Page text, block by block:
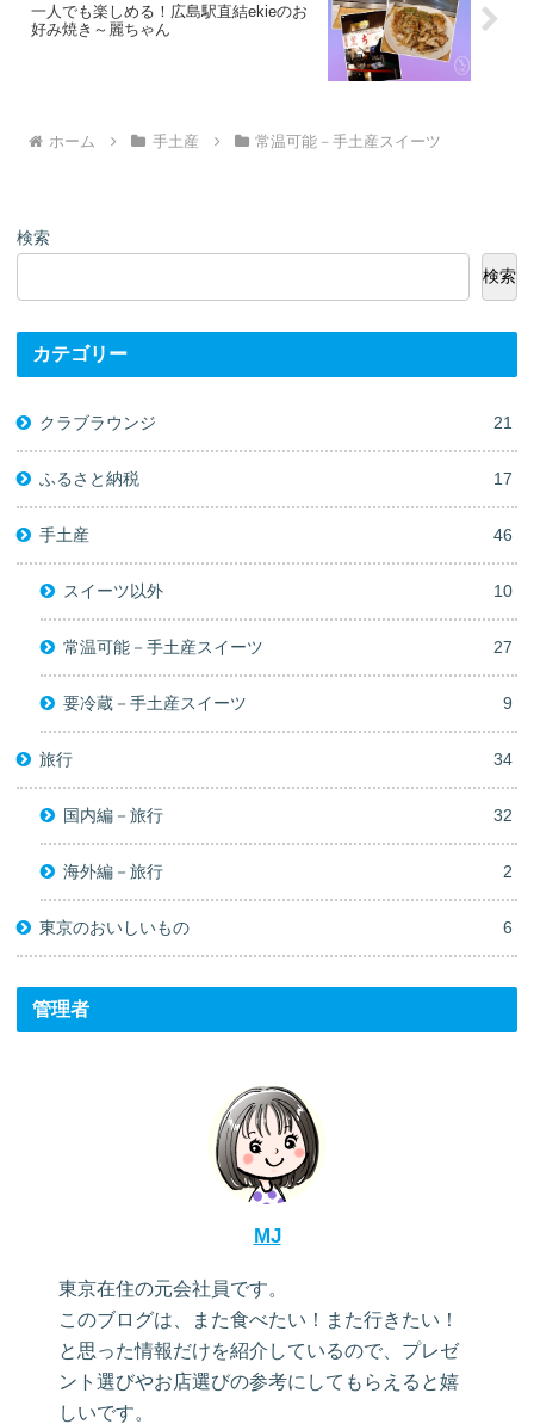
一人でも楽しめる！広島駅直結ekieのお
好み焼き～麗ちゃん
ホーム 手土産 常温可能－手土産スイーツ
検索
検索
カテゴリー
クラブラウンジ 21
ふるさと納税 17
手土産 46
スイーツ以外 10
常温可能－手土産スイーツ 27
要冷蔵－手土産スイーツ 9
旅行 34
国内編－旅行 32
海外編－旅行 2
東京のおいしいもの 6
管理者
MJ
東京在住の元会社員です。
このブログは、また食べたい！また行きたい！
と思った情報だけを紹介しているので、プレゼ
ント選びやお店選びの参考にしてもらえると嬉
しいです。